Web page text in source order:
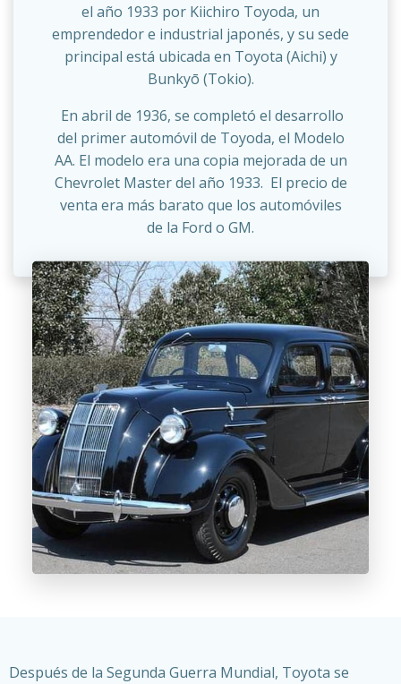
el año 1933 por Kiichiro Toyoda, un
emprendedor e industrial japonés, y su sede
principal está ubicada en Toyota (Aichi) y
Bunkyō (Tokio).
En abril de 1936, se completó el desarrollo
del primer automóvil de Toyoda, el Modelo
AA. El modelo era una copia mejorada de un
Chevrolet Master del año 1933. El precio de
venta era más barato que los automóviles
de la Ford o GM.
Después de la Segunda Guerra Mundial, Toyota se